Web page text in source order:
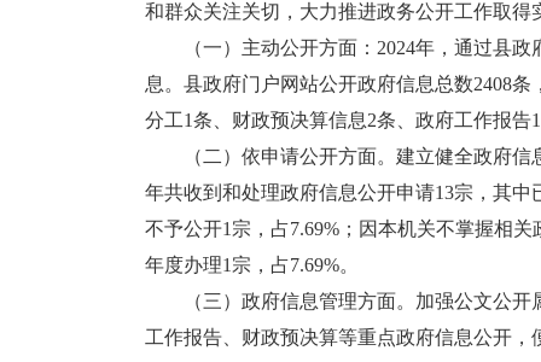
和群众关注关切，大力推进政务公开工作取得
（一）主动公开方面：2024年，通过县政
息。县政府门户网站公开政府信息总数2408
分工1条、财政预决算信息2条、政府工作报告
（二）依申请公开方面。建立健全政府信
年共收到和处理政府信息公开申请13宗，其中
不予公开1宗，占7.69%；因本机关不掌握相
年度办理1宗，占7.69%。
（三）政府信息管理方面。加强公文公开
工作报告、财政预决算等重点政府信息公开